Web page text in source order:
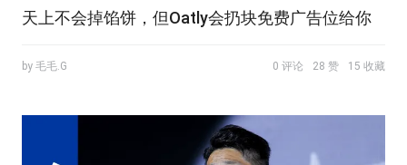
天上不会掉馅饼，但Oatly会扔块免费广告位给你
by 毛毛.G 0 评论 28 赞 15 收藏